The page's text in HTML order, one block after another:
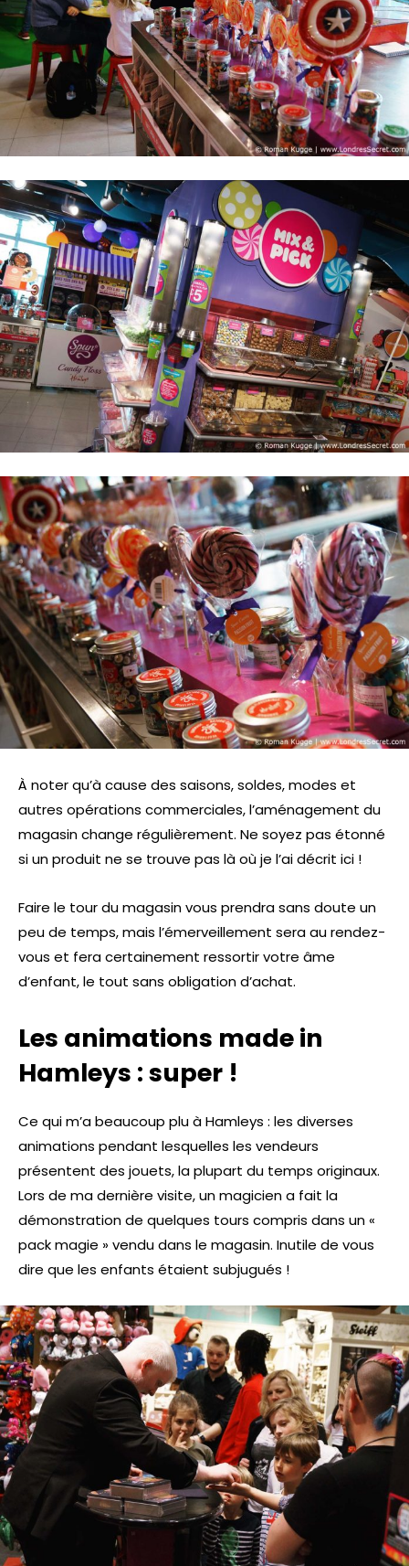
À noter qu’à cause des saisons, soldes, modes et
autres opérations commerciales, l’aménagement du
magasin change régulièrement. Ne soyez pas étonné
si un produit ne se trouve pas là où je l’ai décrit ici !
Faire le tour du magasin vous prendra sans doute un
peu de temps, mais l’émerveillement sera au rendez-
vous et fera certainement ressortir votre âme
d’enfant, le tout sans obligation d’achat.
Les animations made in
Hamleys : super !
Ce qui m’a beaucoup plu à Hamleys : les diverses
animations pendant lesquelles les vendeurs
présentent des jouets, la plupart du temps originaux.
Lors de ma dernière visite, un magicien a fait la
démonstration de quelques tours compris dans un «
pack magie » vendu dans le magasin. Inutile de vous
dire que les enfants étaient subjugués !